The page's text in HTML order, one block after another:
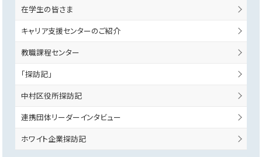
在学生の皆さま
キャリア支援センターのご紹介
教職課程センター
「探訪記」
中村区役所探訪記
連携団体リーダーインタビュー
ホワイト企業探訪記